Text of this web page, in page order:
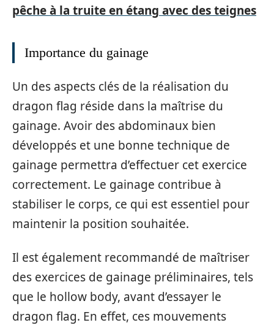
pêche à la truite en étang avec des teignes
Importance du gainage
Un des aspects clés de la réalisation du
dragon flag réside dans la maîtrise du
gainage. Avoir des abdominaux bien
développés et une bonne technique de
gainage permettra d’effectuer cet exercice
correctement. Le gainage contribue à
stabiliser le corps, ce qui est essentiel pour
maintenir la position souhaitée.
Il est également recommandé de maîtriser
des exercices de gainage préliminaires, tels
que le hollow body, avant d’essayer le
dragon flag. En effet, ces mouvements